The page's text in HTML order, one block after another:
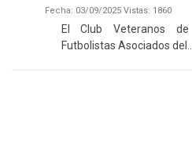
Fecha: 03/09/2025Vistas: 1860
El Club Veteranos
Futbolistas Asociados del...